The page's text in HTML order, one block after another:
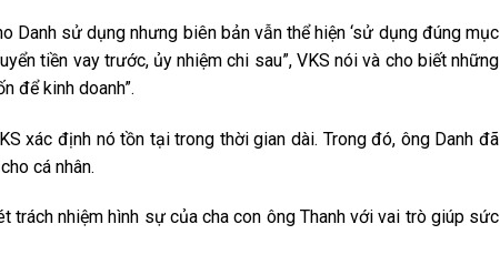
Danh sử dụng nhưng biên bản vẫn thể hiện ‘sử dụng đúng mục
tiền vay trước, ủy nhiệm chi sau”, VKS nói và cho biết những
để kinh doanh”.
xác định nó tồn tại trong thời gian dài. Trong đó, ông Danh đã
cá nhân.
nhiệm hình sự của cha con ông Thanh với vai trò giúp sức